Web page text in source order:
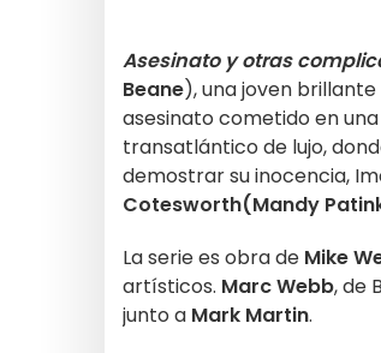
Asesinato y otras
Beane), una joven
asesinato cometido en
transatlántico de lujo,
demostrar su inocencia,
Cotesworth(Mandy
La serie es obra de Mike
artísticos. Marc Webb, de
junto a Mark Martin.